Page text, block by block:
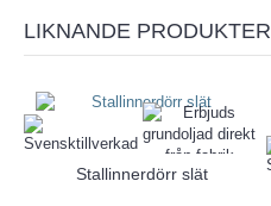
LIKNANDE PRODUKTER
Stallinnerdörr slät